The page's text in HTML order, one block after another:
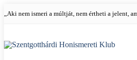
„Aki nem ismeri a múltját, nem értheti a jelent,